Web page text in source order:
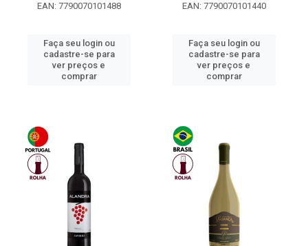
EAN: 7790070101488
Faça seu login ou
cadastre-se para
ver preços e
comprar
EAN: 7790070101440
Faça seu login ou
cadastre-se para
ver preços e
comprar